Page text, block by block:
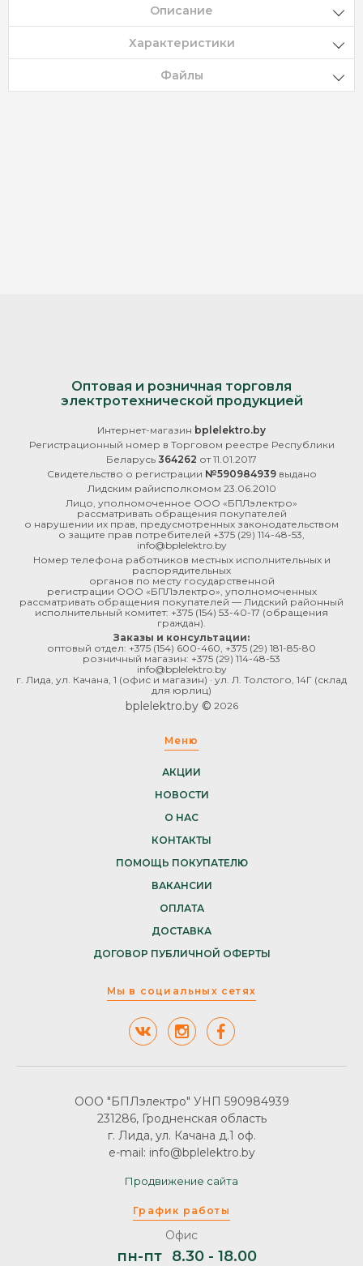
Описание
Характеристики
Файлы
Оптовая и розничная торговля
электротехнической продукцией
Интернет-магазин bplelektro.by
Регистрационный номер в Торговом реестре Республики
Беларусь 364262 от 11.01.2017
Свидетельство о регистрации №590984939выдано
Лидским райисполкомом 23.06.2010
Лицо, уполномоченное ООО «БПЛэлектро»
рассматривать обращения покупателей
о нарушении их прав, предусмотренных законодательством
о защите прав потребителей +375 (29) 114-48-53
info@bplelektro.by
Номер телефона работников местных исполнительных и
распорядительных
органов по месту государственной
регистрации ООО «БПЛэлектро», уполномоченных
рассматривать обращения покупателей — Лидский районный
исполнительный комитет: +375 (154) 53-40-17 (обращения
граждан).
Заказы и консультации:
оптовый отдел: +375 (154) 600-460 +375 (29) 181-85-80
розничный магазин: +375 (29) 114-48-53
info@bplelektro.by
г. Лида, ул. Качана, 1 (офис и магазин) · ул. Л. Толстого, 14Г (склад
для юрлиц)
bplelektro.by © 2026
Меню
АКЦИИ
НОВОСТИ
О НАС
КОНТАКТЫ
ПОМОЩЬ ПОКУПАТЕЛЮ
ВАКАНСИИ
ОПЛАТА
ДОСТАВКА
ДОГОВОР ПУБЛИЧНОЙ ОФЕРТЫ
Мы в социальных сетях
График работы
Офис
пн-пт 8.30 - 18.00
ООО "БПЛэлектро" УНП 590984939
231286, Гродненская область
г. Лида, ул. Качана д.1 оф.
e-mail: info@bplelektro.by
Продвижение сайта